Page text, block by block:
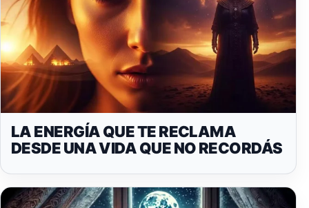
LA ENERGÍA QUE TE RECLAMA
DESDE UNA VIDA QUE NO RECORDÁS